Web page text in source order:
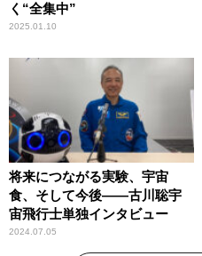
く“全集中”
2025.01.10
将来につながる実験、宇宙
食、そして今後――古川聡宇
宙飛行士単独インタビュー
2024.07.05